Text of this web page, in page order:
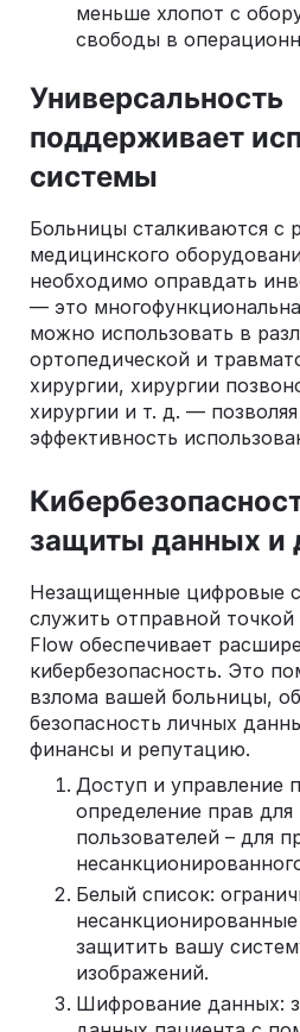
меньше хлопот с
свободы в
Универсальность
поддерживает
системы
Больницы сталкиваются с
медицинского
необходимо оправдать
— это
можно использовать в
ортопедической и
хирургии, хирургии
хирургии и т. д. —
эффективность
защиты данных и
Незащищенные цифровые
служить отправной точкой
Flow обеспечивает
кибербезопасность. Это
взлома вашей больницы,
безопасность личных
финансы и репутацию.
Доступ и управление
определение прав для
пользователей – для
Белый список:
защитить вашу
изображений.
Шифрование данных: